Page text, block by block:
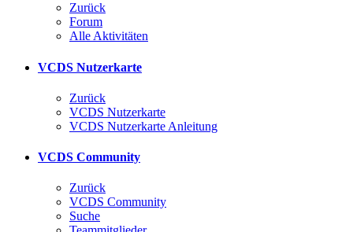
Zurück
Forum
Alle Aktivitäten
VCDS Nutzerkarte
Zurück
VCDS Nutzerkarte
VCDS Nutzerkarte Anleitung
VCDS Community
Zurück
VCDS Community
Suche